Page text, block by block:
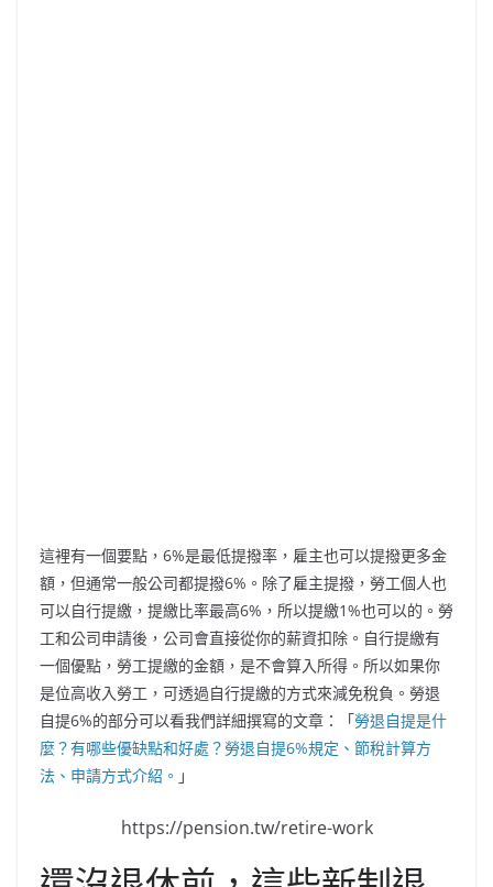
這裡有一個要點，6%是最低提撥率，雇主也可以提撥更多金
額，但通常一般公司都提撥6%。除了雇主提撥，勞工個人也
可以自行提繳，提繳比率最高6%，所以提繳1%也可以的。勞
工和公司申請後，公司會直接從你的薪資扣除。自行提繳有
一個優點，勞工提繳的金額，是不會算入所得。所以如果你
是位高收入勞工，可透過自行提繳的方式來減免稅負。勞退
自提6%的部分可以看我們詳細撰寫的文章：「勞退自提是什
麼？有哪些優缺點和好處？勞退自提6%規定、節稅計算方
法、申請方式介紹。 」
https://pension.tw/retire-work